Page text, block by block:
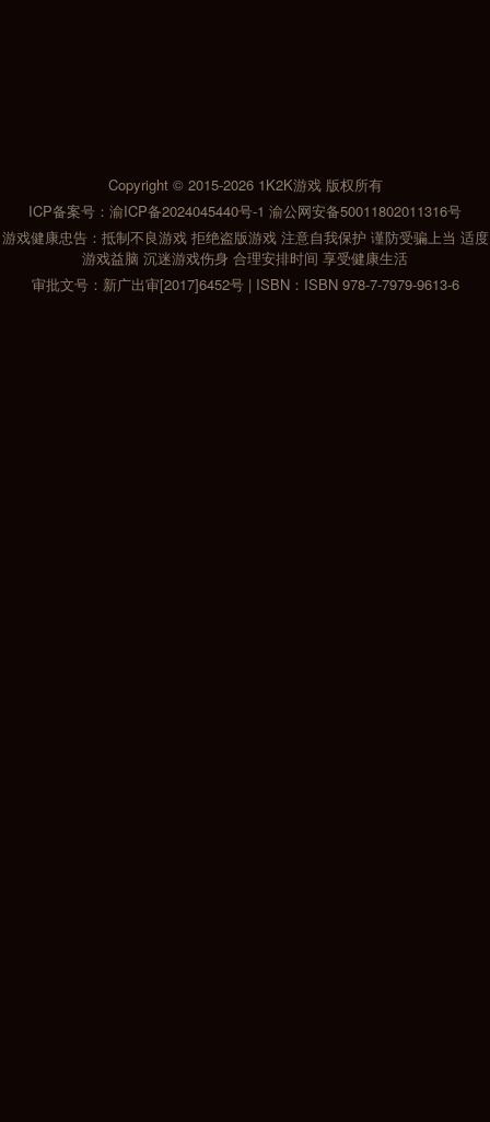
Copyright © 2015-2026 1K2K游戏版权所有
ICP备案号： 渝ICP备2024045440号-1 渝公网安备50011802011316号
游戏健康忠告：抵制不良游戏 拒绝盗版游戏 注意自我保护 谨防受骗上当 适度
游戏益脑 沉迷游戏伤身 合理安排时间 享受健康生活
审批文号：新广出审[2017]6452号 | ISBN：ISBN 978-7-7979-9613-6